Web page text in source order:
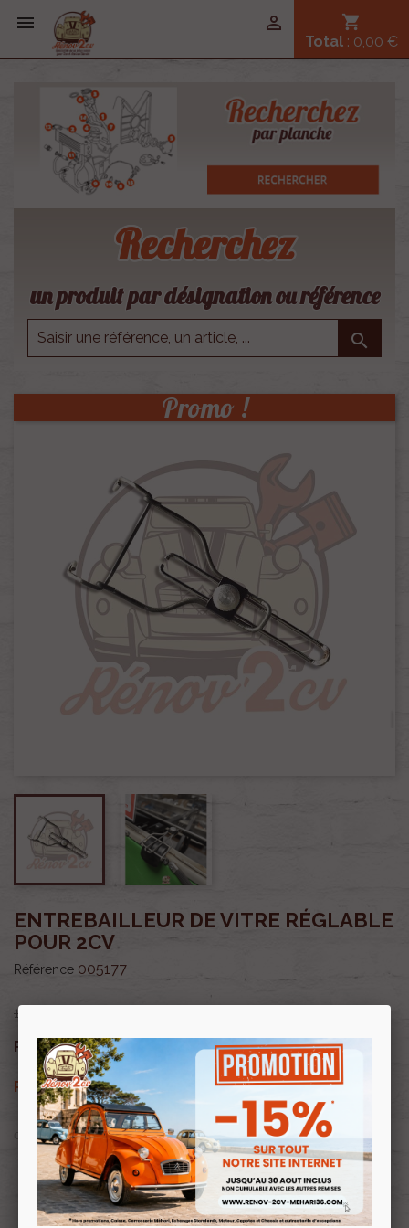
 shopping_cart
Total : 0,00 €

Recherchez
un produit par désignation ou référence

Promo !
ENTREBAILLEUR DE VITRE RÉGLABLE
POUR 2CV
Référence 005177
16,00 €
Prix public :13,60 € TTC
Prix clubRenov 2cv:13,60 €TTC
OU PAYER EN
Profitez de prix remisés
avec la Carte clubRenov 2cv